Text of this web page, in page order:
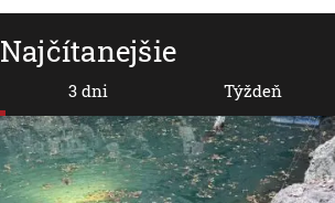
Najčítanejšie
3 dni Týždeň